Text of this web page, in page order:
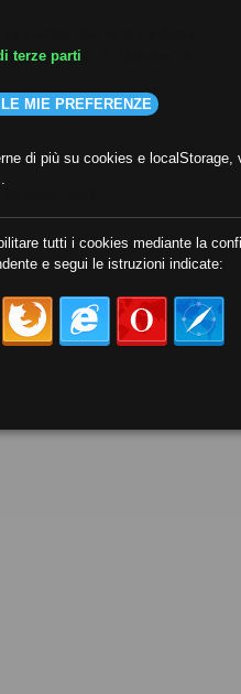
antisindacale la condotta
dell’I.C. “A. Malerba” di
terze parti
MIE PREFERENZE
di più su cookies e localStorage,
tutti i cookies mediante la
e segui le istruzioni indicate: